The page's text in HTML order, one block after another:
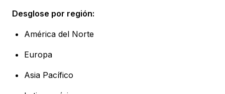
Desglose por región:
América del Norte
Europa
Asia Pacífico